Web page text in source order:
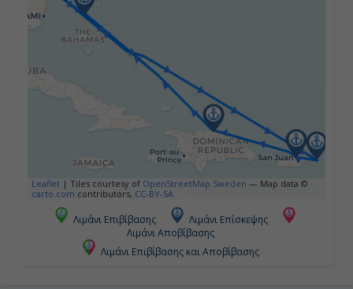
Ημέρα 5η
Σαν Χουάν, Πουέρτο Ρίκο
07:00
15:00
Leaflet | Tiles courtesy of OpenStreetMap Sweden — Map data ©
carto.com contributors, CC-BY-SA
Λιμάνι Επιβίβασης
Λιμάνι Επίσκεψης
Λιμάνι Αποβίβασης
Λιμάνι Επιβίβασης και Αποβίβασης